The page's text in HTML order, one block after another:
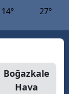
14° 27°
Boğazkale
Hava